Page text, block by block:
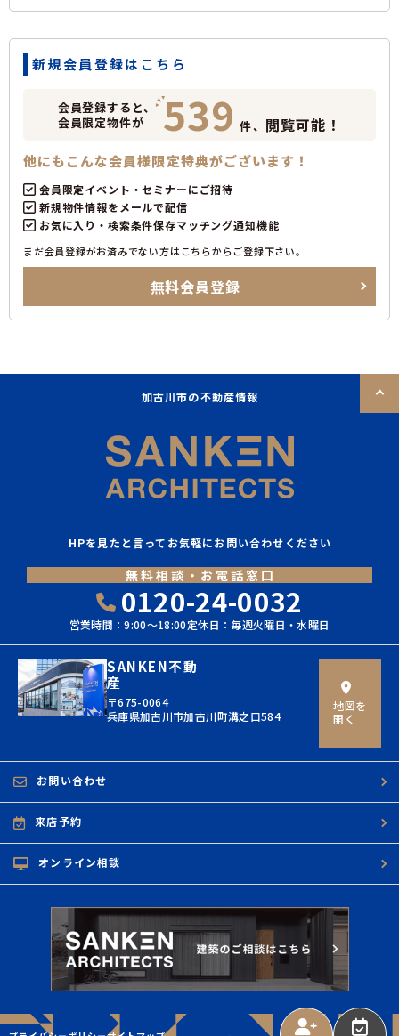
新規会員登録はこちら
会員登録すると、
会員限定物件が
539 件、 閲覧可能！
他にもこんな会員様限定特典がございます！
会員限定イベント・セミナーにご招待
新規物件情報をメールで配信
お気に入り・検索条件保存マッチング通知機能
まだ会員登録がお済みでない方はこちらからご登録下さい。
無料会員登録
加古川市の不動産情報
HPを見たと言ってお気軽にお問い合わせください
無料相談・お電話窓口
0120-24-0032
営業時間：9:00〜18:00定休日：毎週火曜日・水曜日
SANKEN不動
産
〒675-0064
兵庫県加古川市加古川町溝之口584
地図を
開く
お問い合わせ
来店予約
オンライン相談